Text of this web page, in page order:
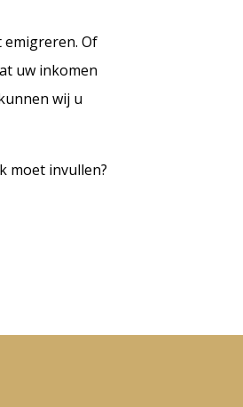
Of
uw inkomen
wij u
moet invullen?